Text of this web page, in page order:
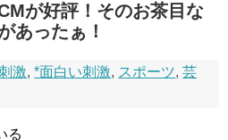
が好評！そのお茶目な
あったぁ！
激,*面白い刺激, スポーツ,芸
る